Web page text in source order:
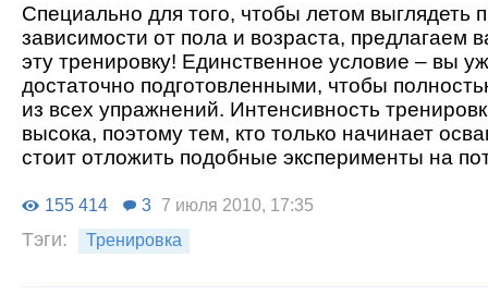
Специально для того, чтобы летом выглядеть
зависимости от пола и возраста, предлагаем
эту тренировку! Единственное условие – вы
достаточно подготовленными, чтобы
из всех упражнений. Интенсивность
высока, поэтому тем, кто только начинает
стоит отложить подобные эксперименты на
155 414 3 7 июля 2010, 17:35
Тэги: Тренировка